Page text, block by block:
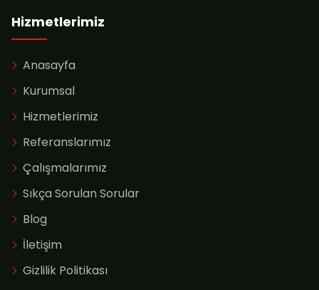
Hizmetlerimiz
Anasayfa
Kurumsal
Hizmetlerimiz
Referanslarımız
Çalışmalarımız
Sıkça Sorulan Sorular
Blog
İletişim
Gizlilik Politikası